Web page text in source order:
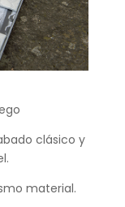
clásico y
material.